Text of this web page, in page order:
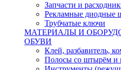
Запчасти и
Рекламные диодные
Трубчатые ключи
МАТЕРИАЛЫ И
ОБУВИ
Клей, разбавитель,
Полосы со штырём и